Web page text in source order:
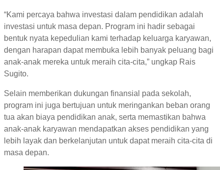
“Kami percaya bahwa investasi dalam pendidikan adalah
investasi untuk masa depan. Program ini hadir sebagai
bentuk nyata kepedulian kami terhadap keluarga karyawan,
dengan harapan dapat membuka lebih banyak peluang bagi
anak-anak mereka untuk meraih cita-cita,” ungkap Rais
Sugito.
Selain memberikan dukungan finansial pada sekolah,
program ini juga bertujuan untuk meringankan beban orang
tua akan biaya pendidikan anak, serta memastikan bahwa
anak-anak karyawan mendapatkan akses pendidikan yang
lebih layak dan berkelanjutan untuk dapat meraih cita-cita di
masa depan.